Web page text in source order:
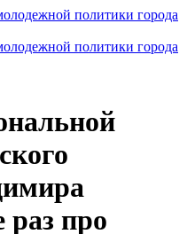
раз про